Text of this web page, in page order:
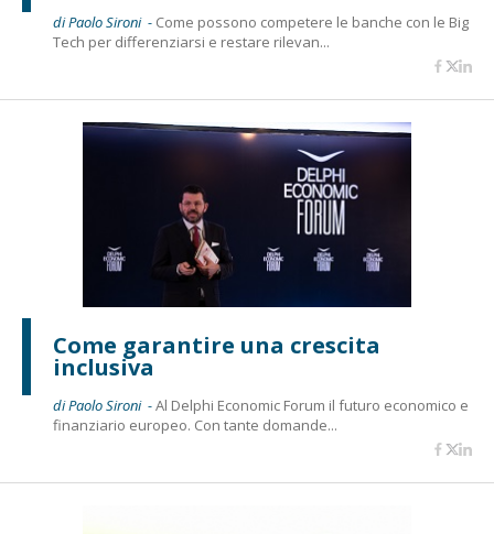
di Paolo Sironi - Come possono competere le banche con le Big
Tech per differenziarsi e restare rilevan...
Come garantire una crescita
inclusiva
di Paolo Sironi -Al Delphi Economic Forum il futuro economico e
finanziario europeo. Con tante domande...